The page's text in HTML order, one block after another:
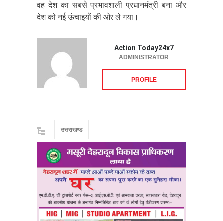
वह देश का सबसे प्रभावशाली प्रधानमंत्री बना और
देश को नई ऊंचाइयों की ओर ले गया।
Action Today24x7
ADMINISTRATOR
PROFILE
उत्तराखण्ड